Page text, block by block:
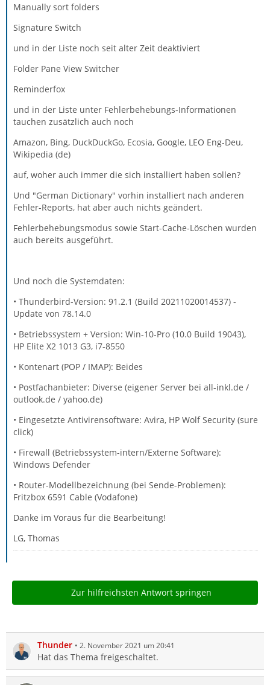
Manually sort folders
Signature Switch
und in der Liste noch seit alter Zeit deaktiviert
Folder Pane View Switcher
Reminderfox
und in der Liste unter Fehlerbehebungs-Informationen
tauchen zusätzlich auch noch
Amazon, Bing, DuckDuckGo, Ecosia, Google, LEO Eng-Deu,
Wikipedia (de)
auf, woher auch immer die sich installiert haben sollen?
Und "German Dictionary" vorhin installiert nach anderen
Fehler-Reports, hat aber auch nichts geändert.
Fehlerbehebungsmodus sowie Start-Cache-Löschen wurden
auch bereits ausgeführt.
Und noch die Systemdaten:
• Thunderbird-Version: 91.2.1 (Build 20211020014537) -
Update von 78.14.0
• Betriebssystem + Version: Win-10-Pro (10.0 Build 19043),
HP Elite X2 1013 G3, i7-8550
• Kontenart (POP / IMAP): Beides
• Postfachanbieter: Diverse (eigener Server bei all-inkl.de /
outlook.de / yahoo.de)
• Eingesetzte Antivirensoftware: Avira, HP Wolf Security (sure
click)
• Firewall (Betriebssystem-intern/Externe Software):
Windows Defender
• Router-Modellbezeichnung (bei Sende-Problemen):
Fritzbox 6591 Cable (Vodafone)
Danke im Voraus für die Bearbeitung!
LG, Thomas
Zur hilfreichsten Antwort springen
Thunder 2. November 2021 um 20:41
Hat das Thema freigeschaltet.